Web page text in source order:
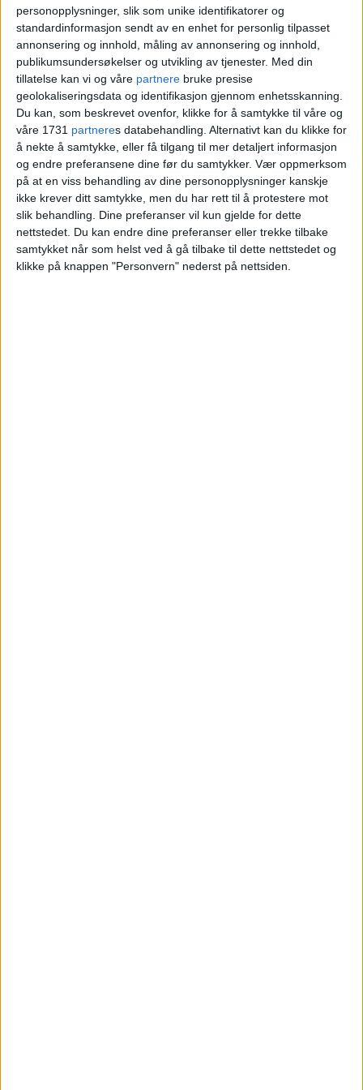
personopplysninger, slik som unike identifikatorer og
standardinformasjon sendt av en enhet for personlig tilpasset
annonsering og innhold, måling av annonsering og innhold,
publikumsundersøkelser og utvikling av tjenester. Med din
tillatelse kan vi og våre partnere bruke presise
geolokaliseringsdata og identifikasjon gjennom enhetsskanning.
Du kan, som beskrevet ovenfor, klikke for å samtykke til våre og
våre 1731 partneres databehandling. Alternativt kan du klikke for
å nekte å samtykke, eller få tilgang til mer detaljert informasjon
og endre preferansene dine før du samtykker. Vær oppmerksom
på at en viss behandling av dine personopplysninger kanskje
ikke krever ditt samtykke, men du har rett til å protestere mot
slik behandling. Dine preferanser vil kun gjelde for dette
nettstedet. Du kan endre dine preferanser eller trekke tilbake
samtykket når som helst ved å gå tilbake til dette nettstedet og
klikke på knappen "Personvern" nederst på nettsiden.
Chekov og hans visjon. Vi har ikke valgt
stykket for å vise støtte til krigen. Vi er
kunstnere som vil lage kunst, sier Karell.